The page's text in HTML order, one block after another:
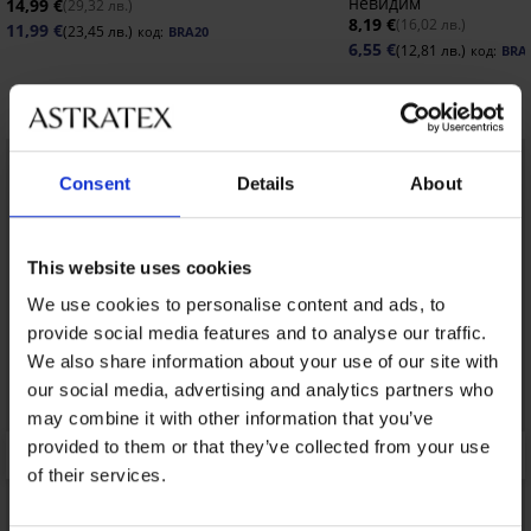
Consent Details About
This website uses cookies
We use cookies to personalise content and ads, to
provide social media features and to analyse our traffic.
We also share information about your use of our site with
our social media, advertising and analytics partners who
may combine it with other information that you’ve
provided to them or that they’ve collected from your use
of their services.
14,99 €(29,32 лв.)
11,99 €(23,45 лв.) код: BRA20
8,19 €(16,02 лв.)
6,55 €(12,81 лв.) код:
Открийте подобни артикули